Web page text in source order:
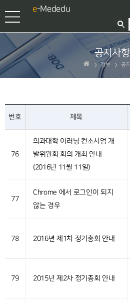
e-Mededu
공지사항
정보 공
번호 제목
76
의과대학 이러닝 컨소시엄 개
발위원회 회의 개최 안내
(2016년 11월 11일)
77
Chrome 에서 로그인이 되지
않는 경우
78 2016년 제1차 정기총회 안내
79 2015년 제2차 정기총회 안내